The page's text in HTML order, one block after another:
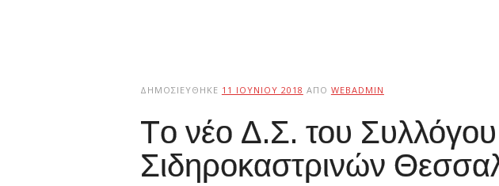
ΔΗΜΟΣΙΕΎΘΗΚΕ 11 ΙΟΥΝΊΟΥ 2018 ΑΠΌ WEBADMIN
Tο νέο Δ.Σ. του Συλλόγου
Σιδηροκαστρινών